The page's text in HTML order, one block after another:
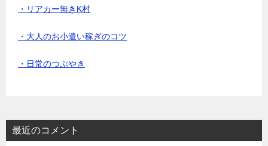
・リアカー無きK村
・大人のお小遣い稼ぎのコツ
・日常のつぶやき
最近のコメント